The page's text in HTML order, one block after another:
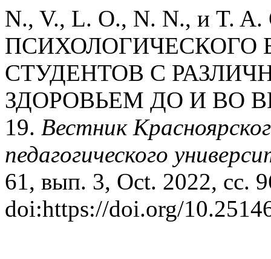
N., V., L. O., N. N., и T.
ПСИХОЛОГИЧЕСКОГО
СТУДЕНТОВ С
ЗДОРОВЬЕМ ДО И ВО
19. Вестник
педагогического
61, вып. 3, Oct. 2022, сс.
doi:https://doi.org/